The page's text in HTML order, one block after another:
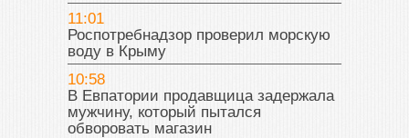
11:01
Роспотребнадзор проверил морскую
воду в Крыму
10:58
В Евпатории продавщица задержала
мужчину, который пытался
обворовать магазин